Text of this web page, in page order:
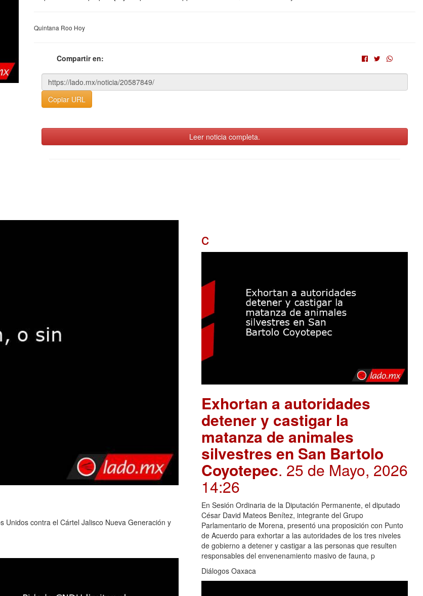
Quintana Roo Hoy
Compartir en:
Copiar URL
Leer noticia completa.
Unidos contra el Cártel Jalisco Nueva Generación y
c
Exhortan a autoridades
detener y castigar la
matanza de animales
silvestres en San Bartolo
Coyotepec. 25 de Mayo, 2026
14:26
En Sesión Ordinaria de la Diputación Permanente, el diputado
César David Mateos Benítez, integrante del Grupo
Parlamentario de Morena, presentó una proposición con Punto
de Acuerdo para exhortar a las autoridades de los tres niveles
de gobierno a detener y castigar a las personas que resulten
responsables del envenenamiento masivo de fauna, p
Diálogos Oaxaca